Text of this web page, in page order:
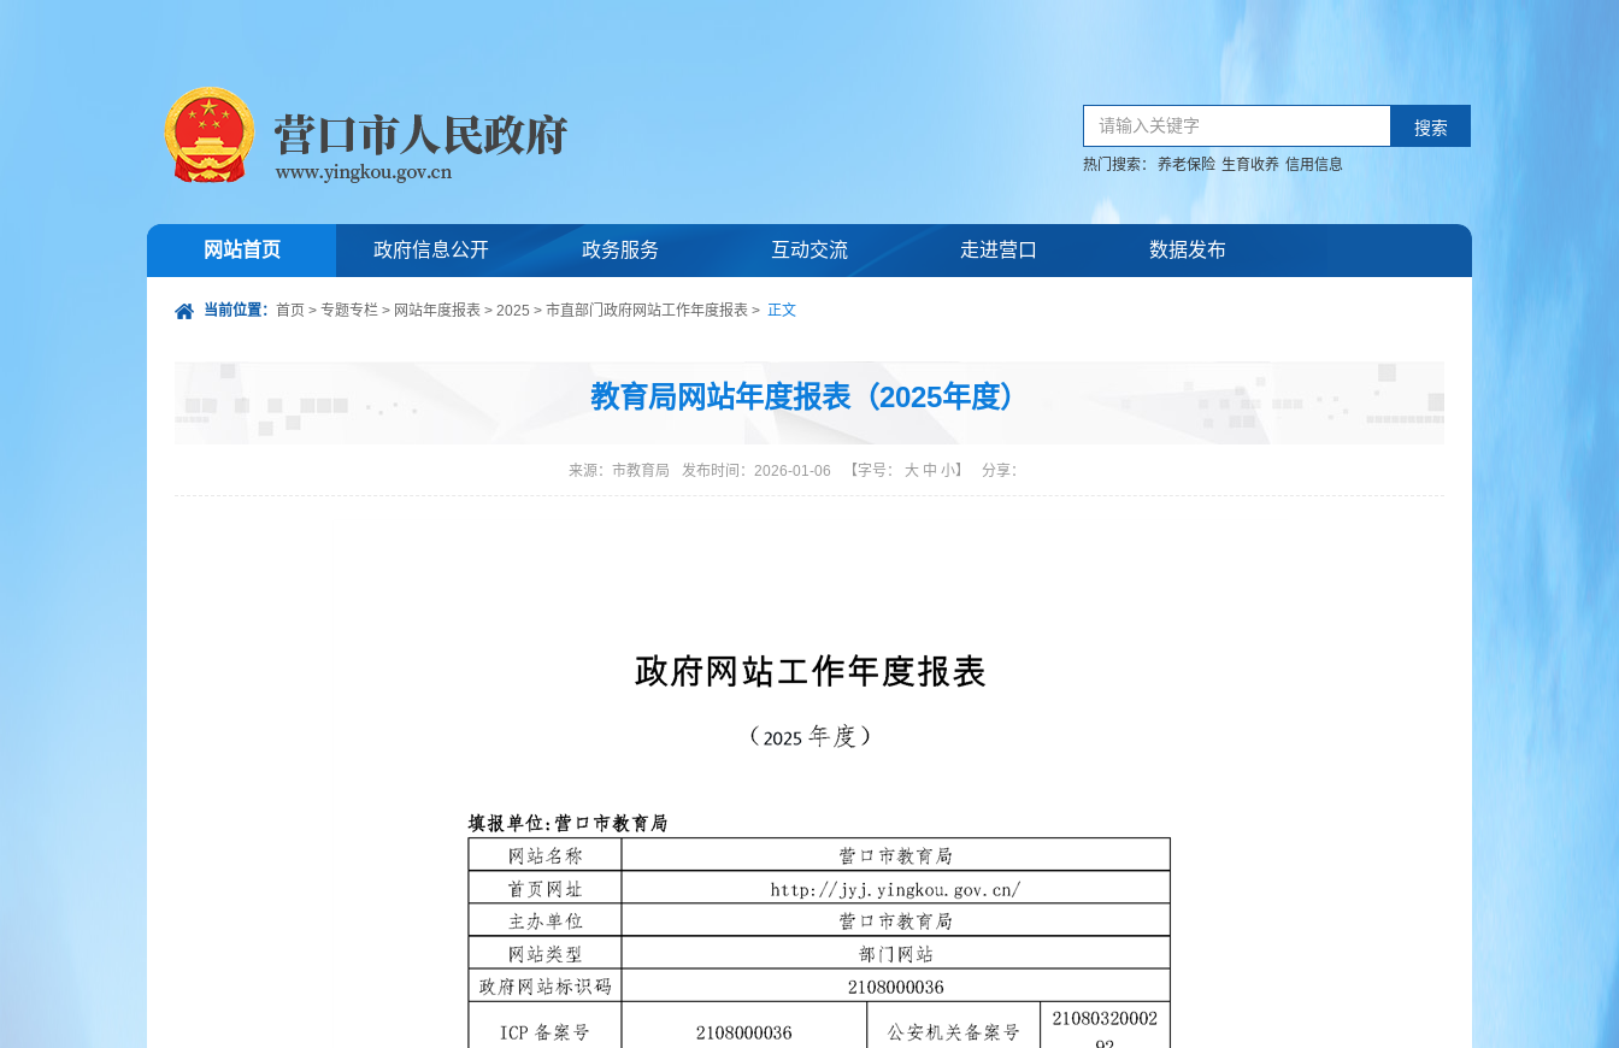
请输入关键字 搜索
热门搜索： 养老保险 生育收养 信用信息
网站首页 政府信息公开 政务服务 互动交流 走进营口 数据发布
当前位置： 首页 > 专题专栏 > 网站年度报表 > 2025 > 市直部门政府网站工作年度报表 > 正文
教育局网站年度报表（2025年度）
来源： 市教育局 发布时间：2026-01-06 【字号： 大 中 小】 分享：